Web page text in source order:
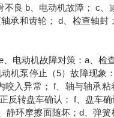
良 b、电动机故障； c、
承和齿轮； d、检查轴封
电动机故障对策：a、检
机泵停止（5）故障现象
入异常； f、轴与轴承
反转盘车确认； f、盘车
静环摩擦面随坏；d、弹